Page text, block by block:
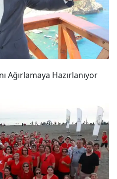
Ağırlamaya Hazırlanıyor